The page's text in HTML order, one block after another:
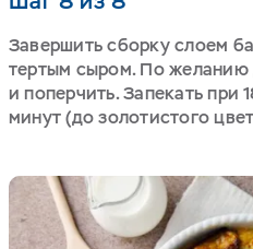
Завершить сборку слоем
тертым сыром. По желанию
и поперчить. Запекать при
минут (до золотистого